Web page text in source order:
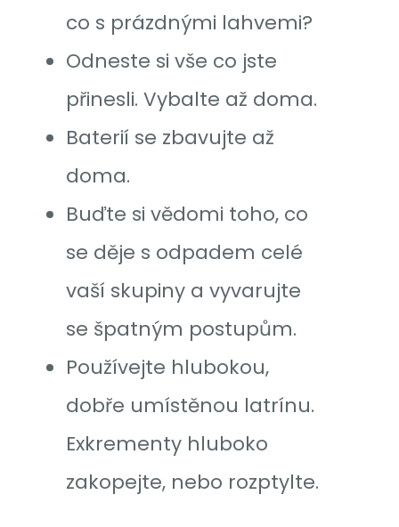
co s prázdnými lahvemi?
Odneste si vše co jste
přinesli. Vybalte až doma.
Baterií se zbavujte až
doma.
Buďte si vědomi toho, co
se děje s odpadem celé
vaší skupiny a vyvarujte
se špatným postupům.
Používejte hlubokou,
dobře umístěnou latrínu.
Exkrementy hluboko
zakopejte, nebo rozptylte.